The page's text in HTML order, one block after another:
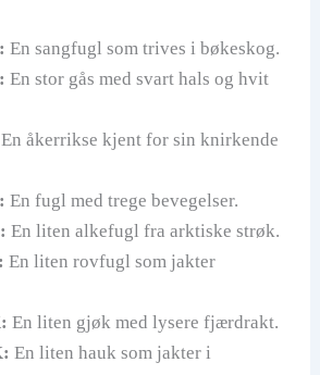
En sangfugl som trives i bøkeskog.
En stor gås med svart hals og hvit
En åkerrikse kjent for sin knirkende
En fugl med trege bevegelser.
En liten alkefugl fra arktiske strøk.
En liten rovfugl som jakter
En liten gjøk med lysere fjærdrakt.
En liten hauk som jakter i